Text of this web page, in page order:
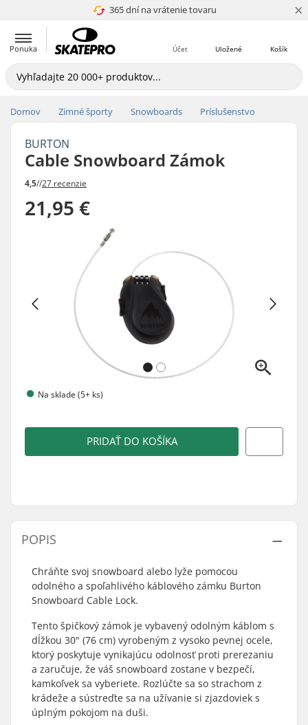
365 dní na vrátenie tovaru
4.8 z 5 ×
Ponuka Košík
Uložené
Účet
Domov Zimné športy Snowboards Príslušenstvo
BURTON
Cable Snowboard Zámok
4,5//27 recenzie
21,95 €
Na sklade (5+ ks)
PRIDAŤ DO KOŠÍKA
POPIS
Chráňte svoj snowboard alebo lyže pomocou
odolného a spoľahlivého káblového zámku Burton
Snowboard Cable Lock.
Tento špičkový zámok je vybavený odolným káblom s
dĺžkou 30" (76 cm) vyrobeným z vysoko pevnej ocele,
ktorý poskytuje vynikajúcu odolnosť proti prerezaniu
a zaručuje, že váš snowboard zostane v bezpečí,
kamkoľvek sa vyberiete. Rozlúčte sa so strachom z
krádeže a sústreďte sa na užívanie si zjazdoviek s
úplným pokojom na duši.